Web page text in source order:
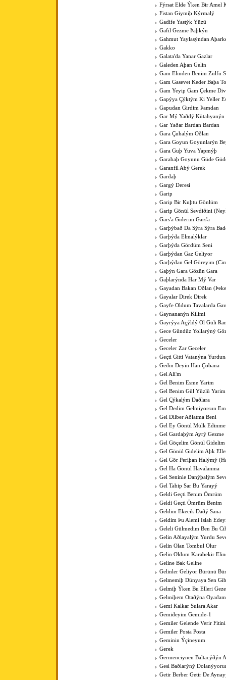
Fýrsat Elde Ýken Bir Amel
Fistan Giymiþ Kýrmalý
Gadife Yastýk Yüzü
Gafil Gezme Þaþkýn
Gahmut Yaylasýndan
Gakko
Galata'da Yanar Gazlar
Galeden Aþan Gelin
Gam Elinden Benim Zülfü
Gam Gasevet Keder Baþa
Gam Yeyip Gam Çekme
Gapýya Çýktým Ki Yeller
Gapudan Girdim Þamdan
Gar Mý Yaðdý Kütahyanýn
Gar Yaðar Bardan Bardan
Gara Çuhalým Oðlan
Gara Goyun Goyunlarýn
Gara Guþ Yuva Yapmýþ
Garabaþ Goyunu Güde
Garanfil Abý Gerek
Gardaþ
Gargý Deresi
Garip
Garip Bir Kuþtu Gönlüm
Garip Gönül Sevdiðini
Gars'a Giderim Gars'a
Garþýbað Da Sýra Sýra
Garþýda Elmalýklar
Garþýda Gördüm Seni
Garþýdan Gaz Geliyor
Garþýdan Gel Göreyim
Gaþýn Gara Gözün Gara
Gaþlarýnda Har Mý Var
Gayadan Bakan Oðlan
Gayalar Direk Direk
Gayfe Oldum Tavalarda
Gaynananýn Kilimi
Gayrýya Açýldý Ol Güli
Gece Gündüz Yollarýný
Geceler
Geceler Zar Geceler
Geçti Gitti Vatanýna
Gedin Deyin Han Çobana
Gel Ali'm
Gel Benim Esme Yarim
Gel Benim Gül Yüzlü Yarim
Gel Çýkalým Daðlara
Gel Dedim Gelmiyorsun
Gel Dilber Aðlatma Beni
Gel Ey Gönül Mülk
Gel Gardaþým Ayrý Gezme
Gel Göçelim Gönül Gidelim
Gel Gönül Gidelim Aþk
Gel Gör Periþan Halýmý
Gel Ha Gönül Havalanma
Gel Seninle Danýþalým
Gel Tabip Sar Bu Yarayý
Geldi Geçti Benim Ömrüm
Geldi Geçti Ömrüm Benim
Geldim Ekecik Daðý Sana
Geldim Þu Alemi Islah
Geleli Gülmedim Ben Bu
Gelin Aðlayalým Yurdu
Gelin Olan Tombul Olur
Gelin Oldum Karabekir
Geline Bak Geline
Gelinler Geliyor Bürünü
Gelmemiþ Dünyaya Sen
Gelmiþ Ýken Bu Elleri
Gelmiþem Otaðýna
Gemi Kalkar Sulara Akar
Gemideyim Gemide-1
Gemiler Gelende Verir Fitini
Gemiler Posta Posta
Geminin Ýçineyum
Gerek
Germenciynen Baltacýðýn
Gesi Baðlarýný
Getir Berber Getir De